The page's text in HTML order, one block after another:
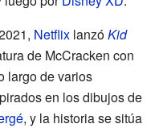
Netflix lanzóKid
de McCracken con
largo de varios
en los dibujos de
, y la historia se sitúa